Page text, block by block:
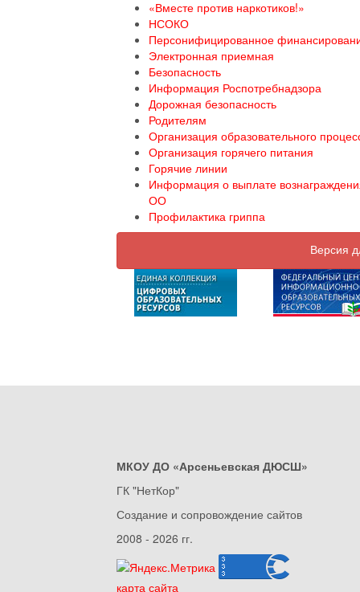
«Вместе против наркотиков!»
НСОКО
Персонифицированное
Электронная приемная
Безопасность
Информация Роспотребнадзора
Дорожная безопасность
Родителям
Организация образовательного
Организация горячего питания
Горячие линии
Информация о выплате
ОО
Профилактика гриппа
Версия
МКОУ ДО «Арсеньевская ДЮСШ»
ГК "НетКор"
Создание и сопровождение сайтов
2008 - 2026 гг.
карта сайта